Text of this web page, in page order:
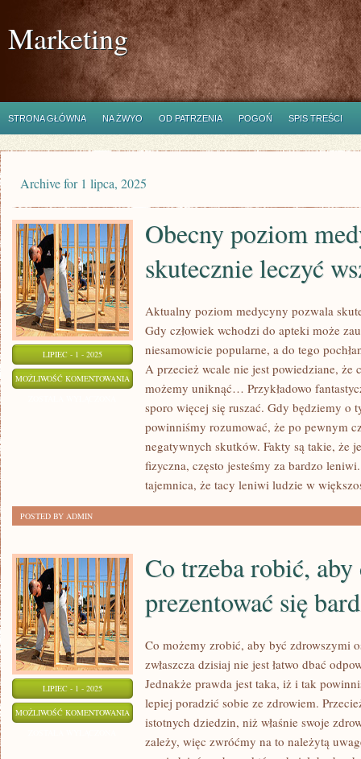
Marketing
STRONA GŁÓWNA NA ŻWYO OD PATRZENIA POGOŃ SPIS TREŚCI
Archive for 1 lipca, 2025
LIPIEC - 1 - 2025
MOŻLIWOŚĆ KOMENTOWANIA OBECNY
MEDYCYNY
Obecny poziom
skutecznie leczyć
Aktualny poziom medycyny pozwala
Gdy człowiek wchodzi do apteki może
niesamowicie popularne, a do tego
A przecież wcale nie jest powiedziane, że
możemy uniknąć… Przykładowo
sporo więcej się ruszać. Gdy będziemy o
powinniśmy rozumować, że po pewnym
negatywnych skutków. Fakty są takie, że
fizyczna, często jesteśmy za bardzo
tajemnica, że tacy leniwi ludzie w
POSTED BY ADMIN
LIPIEC - 1 - 2025
MOŻLIWOŚĆ KOMENTOWANIA
Co trzeba robić, aby
prezentować się
Co możemy zrobić, aby być zdrowszymi
zwłaszcza dzisiaj nie jest łatwo dbać
Jednakże prawda jest taka, iż i tak
lepiej poradzić sobie ze zdrowiem.
istotnych dziedzin, niż właśnie swoje
zależy, więc zwróćmy na to należytą